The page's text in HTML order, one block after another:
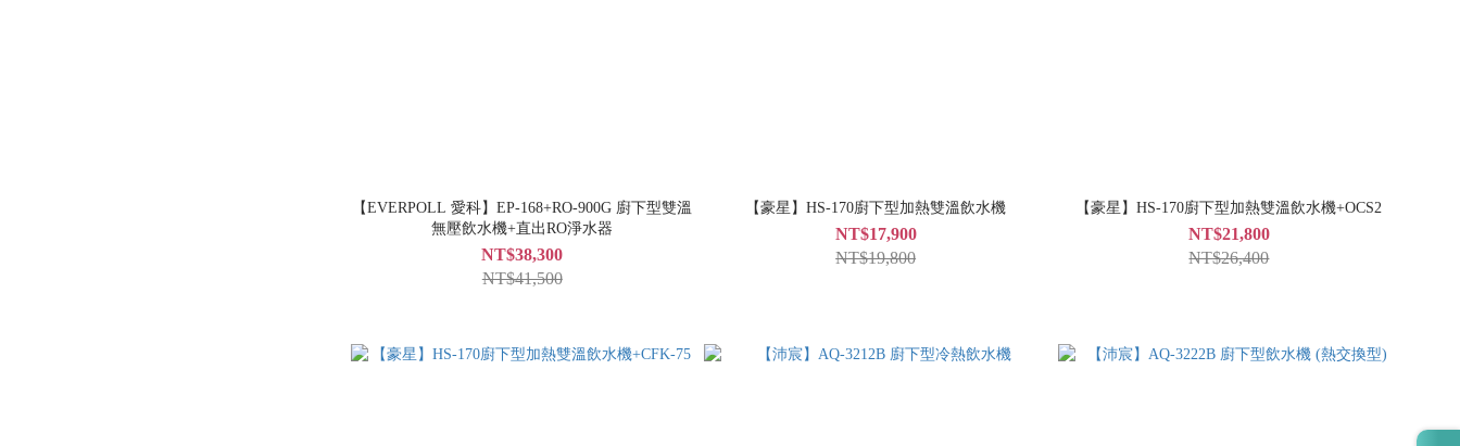
【EVERPOLL 愛科】EP-168+RO-900G 廚下型雙溫
無壓飲水機+直出RO淨水器
NT$38,300
NT$41,500
【豪星】HS-170廚下型加熱雙溫飲水機
NT$17,900
NT$19,800
【豪星】HS-170廚下型加熱雙溫飲水機+OCS2
NT$21,800
NT$26,400